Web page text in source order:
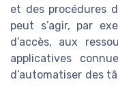
et des procédures
peut s’agir, par
d’accès, aux
applicatives
d’automatiser des